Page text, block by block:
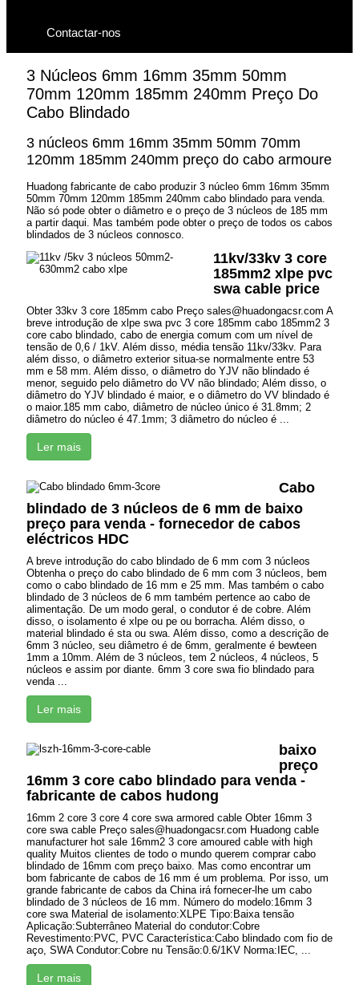
Contactar-nos
3 Núcleos 6mm 16mm 35mm 50mm
70mm 120mm 185mm 240mm Preço Do
Cabo Blindado
3 núcleos 6mm 16mm 35mm 50mm 70mm
120mm 185mm 240mm preço do cabo armoure
Huadong fabricante de cabo produzir 3 núcleo 6mm 16mm 35mm
50mm 70mm 120mm 185mm 240mm cabo blindado para venda.
Não só pode obter o diâmetro e o preço de 3 núcleos de 185 mm
a partir daqui. Mas também pode obter o preço de todos os cabos
blindados de 3 núcleos connosco.
11kv/33kv 3 core
185mm2 xlpe pvc
swa cable price
Obter 33kv 3 core 185mm cabo Preço sales@huadongacsr.com A
breve introdução de xlpe swa pvc 3 core 185mm cabo 185mm2 3
core cabo blindado, cabo de energia comum com um nível de
tensão de 0,6 / 1kV. Além disso, média tensão 11kv/33kv. Para
além disso, o diâmetro exterior situa-se normalmente entre 53
mm e 58 mm. Além disso, o diâmetro do YJV não blindado é
menor, seguido pelo diâmetro do VV não blindado; Além disso, o
diâmetro do YJV blindado é maior, e o diâmetro do VV blindado é
o maior.185 mm cabo, diâmetro de núcleo único é 31.8mm; 2
diâmetro do núcleo é 47.1mm; 3 diâmetro do núcleo é ...
Ler mais
Cabo
blindado de 3 núcleos de 6 mm de baixo
preço para venda - fornecedor de cabos
eléctricos HDC
A breve introdução do cabo blindado de 6 mm com 3 núcleos
Obtenha o preço do cabo blindado de 6 mm com 3 núcleos, bem
como o cabo blindado de 16 mm e 25 mm. Mas também o cabo
blindado de 3 núcleos de 6 mm também pertence ao cabo de
alimentação. De um modo geral, o condutor é de cobre. Além
disso, o isolamento é xlpe ou pe ou borracha. Além disso, o
material blindado é sta ou swa. Além disso, como a descrição de
6mm 3 núcleo, seu diâmetro é de 6mm, geralmente é bewteen
1mm a 10mm. Além de 3 núcleos, tem 2 núcleos, 4 núcleos, 5
núcleos e assim por diante. 6mm 3 core swa fio blindado para
venda ...
Ler mais
baixo
preço
16mm 3 core cabo blindado para venda -
fabricante de cabos hudong
16mm 2 core 3 core 4 core swa armored cable Obter 16mm 3
core swa cable Preço sales@huadongacsr.com Huadong cable
manufacturer hot sale 16mm2 3 core amoured cable with high
quality Muitos clientes de todo o mundo querem comprar cabo
blindado de 16mm com preço baixo. Mas como encontrar um
bom fabricante de cabos de 16 mm é um problema. Por isso, um
grande fabricante de cabos da China irá fornecer-lhe um cabo
blindado de 3 núcleos de 16 mm. Número do modelo:16mm 3
core swa Material de isolamento:XLPE Tipo:Baixa tensão
Aplicação:Subterrâneo Material do condutor:Cobre
Revestimento:PVC, PVC Característica:Cabo blindado com fio de
aço, SWA Condutor:Cobre nu Tensão:0.6/1KV Norma:IEC, ...
Ler mais